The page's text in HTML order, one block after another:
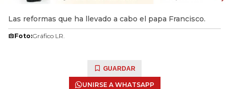
Las reformas que ha llevado a cabo el papa Francisco.
Foto:Gráfico LR.
GUARDAR
UNIRSE A WHATSAPP